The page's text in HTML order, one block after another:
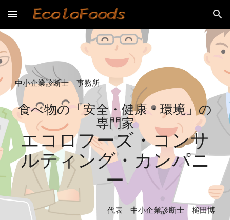
Skip to main content Skip to navigation
中小企業診断士 事務所
食べ物の「安全・健康・環境」の
専門家
エコロフーズ・コンサ
ルティング・カンパニ
ー
代表 中小企業診断士 槌田博